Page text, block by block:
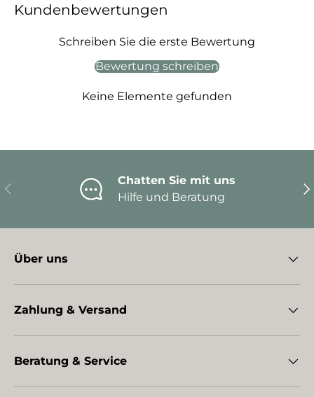
Kundenbewertungen
Schreiben Sie die erste Bewertung
Bewertung schreiben
Keine Elemente gefunden
Vorherige
Chatten Sie mit uns
Hilfe und Beratung
Über uns
Zahlung & Versand
Beratung & Service